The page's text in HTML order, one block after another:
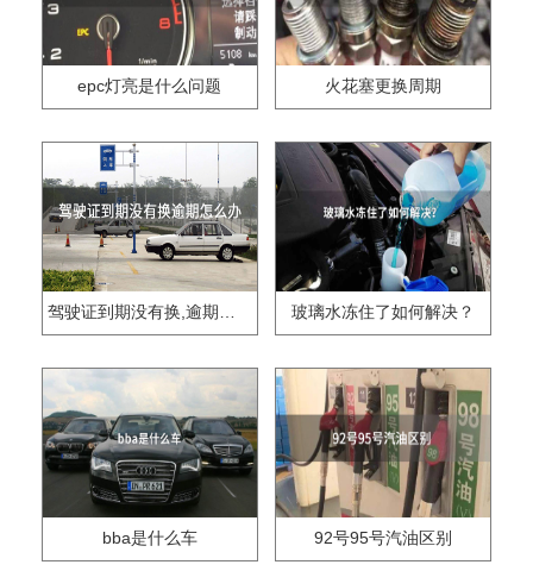
epc灯亮是什么问题 火花塞更换周期
驾驶证到期没有换,逾期怎么办?? 玻璃水冻住了如何解决？
bba是什么车 92号95号汽油区别